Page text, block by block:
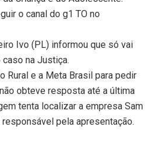
o canal do g1 TO no
Ivo (PL) informou que só vai
na Justiça.
Rural e a Meta Brasil para pedir
obteve resposta até a última
tenta localizar a empresa Sam
pela apresentação.